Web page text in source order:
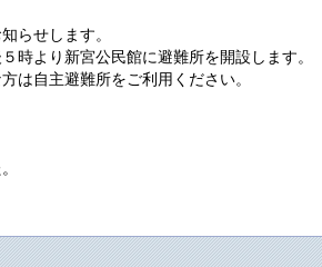
らせします。
時より新宮公民館に避難所を開設します。
は自主避難所をご利用ください。